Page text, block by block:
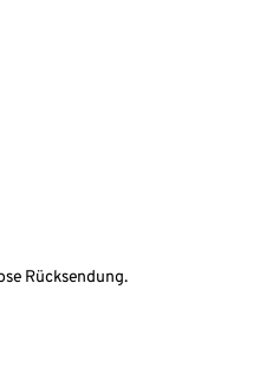
Rücksendung.